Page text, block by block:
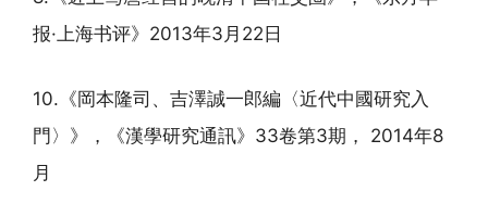
报·上海书评》2013年3月22日
10.《岡本隆司、吉澤誠一郎編〈近代中國研究入
門〉》，《漢學研究通訊》33卷第3期， 2014年8
月